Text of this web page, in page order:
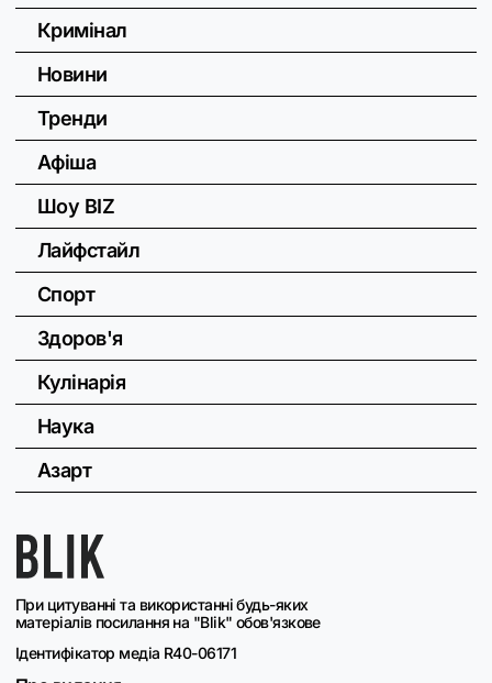
При цитуванні та використанні будь-яких
матеріалів посилання на "Blik" обов'язкове
Ідентифікатор медіа R40-06171
Кримінал
Новини
Тренди
Афіша
Шоу BIZ
Лайфстайл
Спорт
Здоров'я
Кулінарія
Наука
Азарт